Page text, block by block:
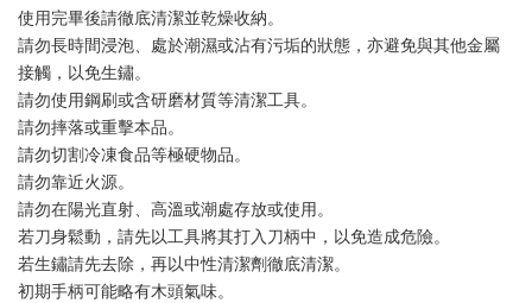
使用完畢後請徹底清潔並乾燥收納。
請勿長時間浸泡、處於潮濕或沾有污垢的狀態，亦避免與其他金屬
接觸，以免生鏽。
請勿使用鋼刷或含研磨材質等清潔工具。
請勿摔落或重擊本品。
請勿切割冷凍食品等極硬物品。
請勿靠近火源。
請勿在陽光直射、高溫或潮處存放或使用。
若刀身鬆動，請先以工具將其打入刀柄中，以免造成危險。
若生鏽請先去除，再以中性清潔劑徹底清潔。
初期手柄可能略有木頭氣味。